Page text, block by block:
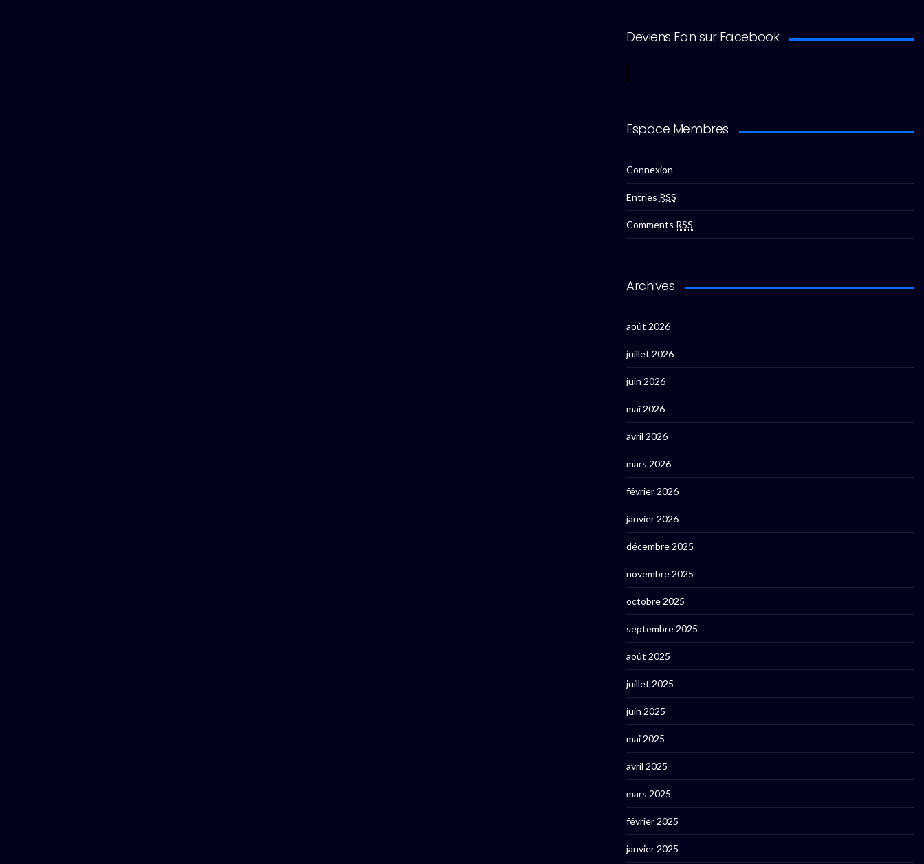
Deviens Fan sur Facebook
Espace Membres
Connexion
Entries RSS
Comments RSS
Archives
août 2026
juillet 2026
juin 2026
mai 2026
avril 2026
mars 2026
février 2026
janvier 2026
décembre 2025
novembre 2025
octobre 2025
septembre 2025
août 2025
juillet 2025
juin 2025
mai 2025
avril 2025
mars 2025
février 2025
janvier 2025